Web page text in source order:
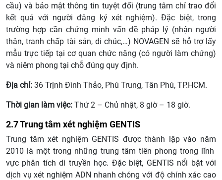
cầu) và bảo mật thông tin tuyệt đối (trung tâm chỉ trao đổi
kết quả với người đăng ký xét nghiệm). Đặc biệt, trong
trường hợp cần chứng minh vấn đề pháp lý (nhận người
thân, tranh chấp tài sản, di chúc,…) NOVAGEN sẽ hỗ trợ lấy
mẫu trực tiếp tại cơ quan chức năng (có người làm chứng)
và niêm phong tại chỗ đúng quy định.
Địa chỉ: 36 Trịnh Đình Thảo, Phú Trung, Tân Phú, TP.HCM.
Thời gian làm việc: Thứ 2 – Chủ nhật, 8 giờ – 18 giờ.
2.7 Trung tâm xét nghiệm GENTIS
Trung tâm xét nghiệm GENTIS được thành lập vào năm
2010 là một trong những trung tâm tiên phong trong lĩnh
vực phân tích di truyền học. Đặc biệt, GENTIS nổi bật với
dịch vụ xét nghiệm ADN nhanh chóng với độ chính xác cao